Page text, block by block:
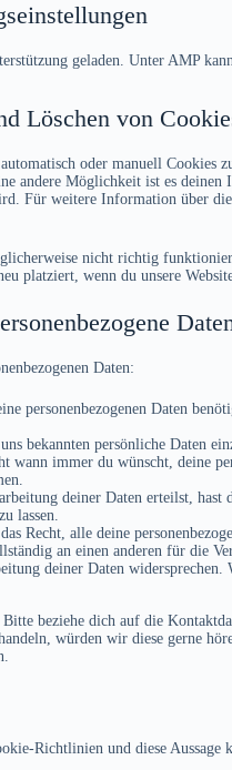
geladen. Unter AMP
Löschen von
oder manuell Cookies
andere Möglichkeit ist es deinen
Für weitere Information über
nicht richtig
platziert, wenn du unsere
Daten:
personenbezogenen Daten
bekannten persönliche Daten
wann immer du wünscht, deine
deiner Daten erteilst,
lassen.
Recht, alle deine
an einen anderen für die
deiner Daten widersprechen.
beziehe dich auf die
würden wir diese gerne
Richtlinien und diese